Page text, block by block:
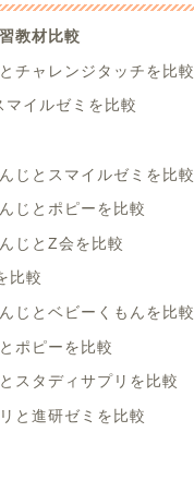
教材比較
チャレンジタッチを比較
マイルゼミを比較
じとスマイルゼミを比較
じとポピーを比較
じとZ会を比較
比較
じとベビーくもんを比較
ポピーを比較
スタディサプリを比較
と進研ゼミを比較